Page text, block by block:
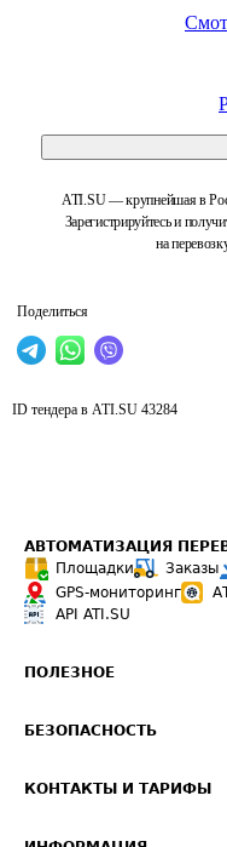
ATI.SU — крупнейшая в
Зарегистрируйтесь и
на
Поделиться
ID тендера в ATI.SU 43284
АВТОМАТИЗАЦИЯ
Площадки
Заказы
GPS-мониторинг
API ATI.SU
ПОЛЕЗНОЕ
Звезды ATI.SU на вашем сайте
БЕЗОПАСНОСТЬ
Светофор+
КОНТАКТЫ И ТАРИФЫ